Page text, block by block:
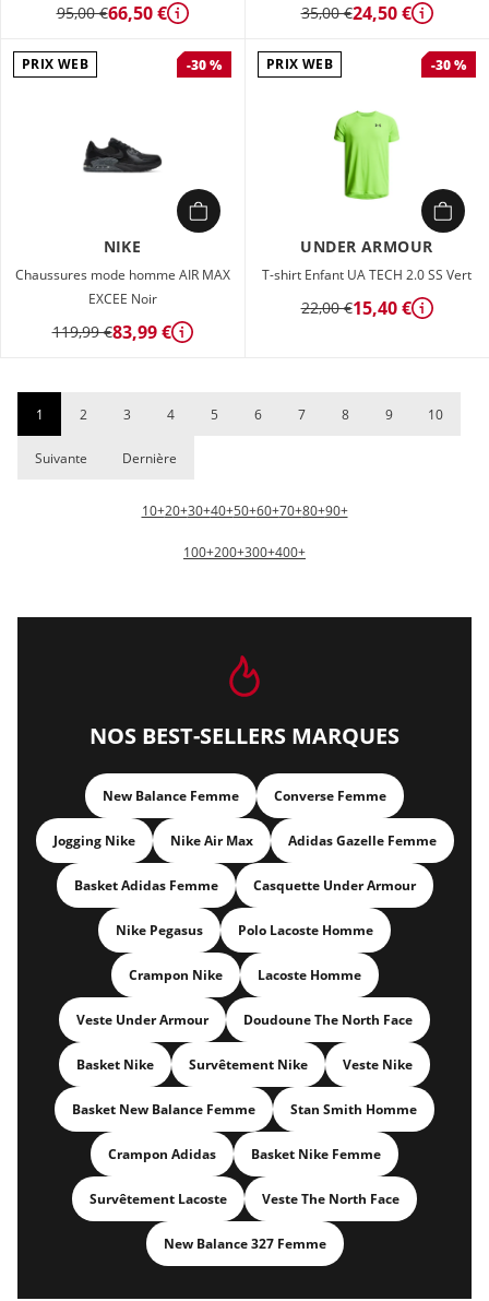
95,00 €66,50 € Détails
35,00 €24,50 € Détails
PRIX WEB -30 %
NIKE
Chaussures mode homme AIR MAX
EXCEE Noir
119,99 €83,99 € Détails
PRIX WEB -30 %
UNDER ARMOUR
T-shirt Enfant UA TECH 2.0 SS Vert
22,00 €15,40 € Détails
1 2 3 4 5 6 7 8 9 10
Suivante Dernière
10+20+30+40+50+60+70+80+90+
100+200+300+400+
NOS BEST-SELLERS MARQUES
New Balance Femme Converse Femme
Jogging Nike Nike Air Max Adidas Gazelle Femme
Basket Adidas Femme Casquette Under Armour
Nike Pegasus Polo Lacoste Homme
Crampon Nike Lacoste Homme
Veste Under Armour Doudoune The North Face
Basket Nike Survêtement Nike Veste Nike
Basket New Balance Femme Stan Smith Homme
Crampon Adidas Basket Nike Femme
Survêtement Lacoste Veste The North Face
New Balance 327 Femme